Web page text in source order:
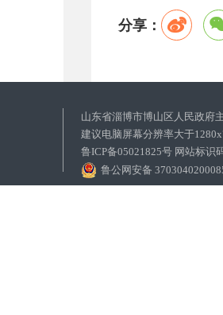
分享：
山东省淄博市博山区人民政
建议电脑屏幕分辨率大于
鲁ICP备05021825号 网站标识
鲁公网安备